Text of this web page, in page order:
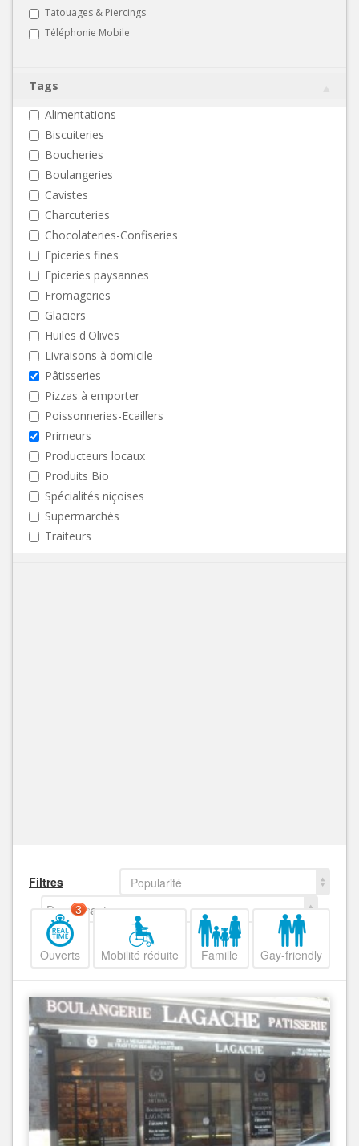
Tatouages & Piercings
Téléphonie Mobile
Tags
Alimentations
Biscuiteries
Boucheries
Boulangeries
Cavistes
Charcuteries
Chocolateries-Confiseries
Epiceries fines
Epiceries paysannes
Fromageries
Glaciers
Huiles d'Olives
Livraisons à domicile
Pâtisseries
Pizzas à emporter
Poissonneries-Ecaillers
Primeurs
Producteurs locaux
Produits Bio
Spécialités niçoises
Supermarchés
Traiteurs
Filtres
Popularité
Decroissant
Ouverts
3
Mobilité réduite Famille Gay-friendly